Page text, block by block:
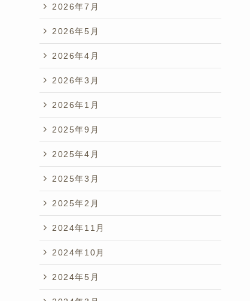
2026年7月
2026年5月
2026年4月
2026年3月
2026年1月
2025年9月
2025年4月
2025年3月
2025年2月
2024年11月
2024年10月
2024年5月